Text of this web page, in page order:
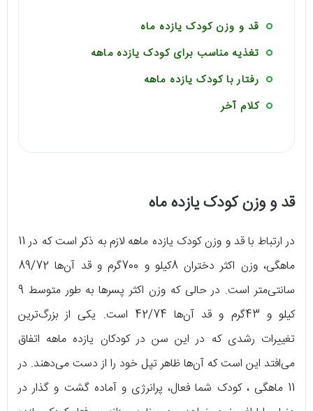
قد و وزن کودک یازده ماه
تغذیه مناسب برای کودک یازده ماهه
رفتار با کودک یازده ماهه
کلام آخر
قد و وزن کودک یازده ماه
در ارتباط با قد و وزن کودک یازده ماهه لازم به ذکر است که در 11
ماهگی، وزن اکثر دختران 8کیلو و 700گرم و قد آن‌ها 89/72
سانتی‌متر است. در حالی که وزن اکثر پسرها به طور متوسط 9
کیلو و 43گرم و قد آن‌ها 42/74 است. یکی از بزرگ‌ترین
تغییرات رشدی که در این سن در کودکان یازده ماهه اتفاق
می‌افتد این است که آن‌ها ظاهر تپل خود را از دست می‌دهند. در
11 ماهگی ، کودک شما فعال، پرانرژی و آماده گشت و گذار در